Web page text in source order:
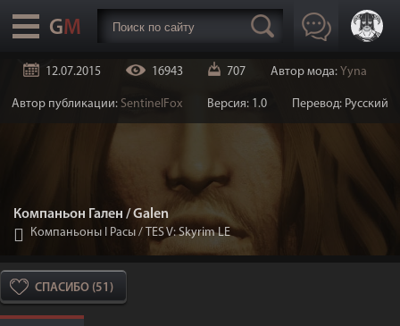
12.07.2015 16943 707 Автор мода: Yyna
Автор публикации: SentinelFox Версия: 1.0 Перевод: Русский
Компаньон Гален / Galen
Компаньоны I Расы / TES V: Skyrim LE
СПАСИБО (51)